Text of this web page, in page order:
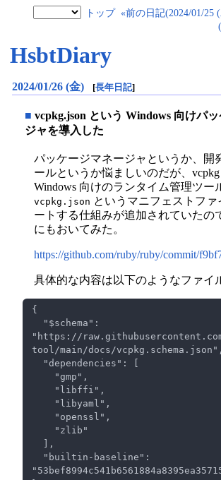
トップ «前の日記(2024/01/25
HsbtDiary
2024/01/26 (金) [長年日記]
■ vcpkg.json という Windows 向けパ
ジャを導入した
パッケージマネージャというか、開
ールというか悩ましいのだが、vcpkg
Windows 向けのランタイム管理ツー
vcpkg.json というマニフェストファ
ートする仕組みが追加されていたの
にもおいてみた。
https://github.com/ruby/ruby/commit/
具体的な内容は以下のようなファイ
"https://